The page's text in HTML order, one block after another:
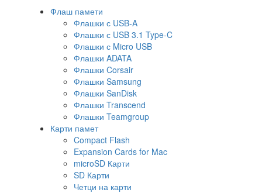
Флаш памети
Флашки с USB-A
Флашки с USB 3.1 Type-C
Флашки с Micro USB
Флашки ADATA
Флашки Corsair
Флашки Samsung
Флашки SanDisk
Флашки Transcend
Флашки Teamgroup
Карти памет
Compact Flash
Expansion Cards for Mac
microSD Карти
SD Карти
Четци на карти